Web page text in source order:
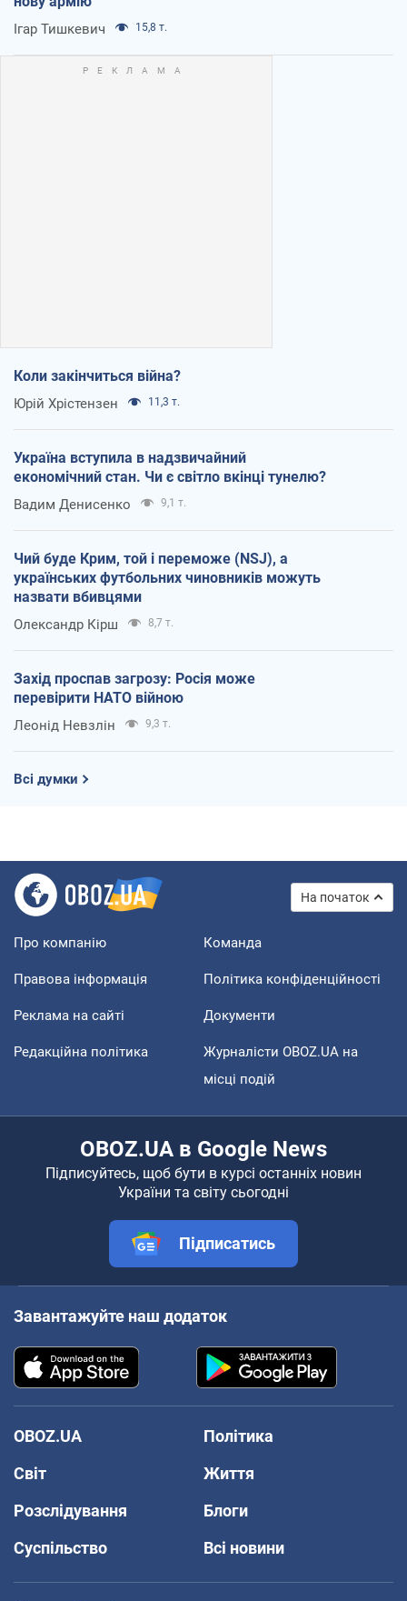
Ігар Тишкевич 15,8 т.
Коли закінчиться війна?
Юрій Хрістензен 11,3 т.
Україна вступила в надзвичайний
економічний стан. Чи є світло вкінці тунелю?
Вадим Денисенко 9,1 т.
Чий буде Крим, той і переможе (NSJ), а
українських футбольних чиновників можуть
назвати вбивцями
Олександр Кірш 8,7 т.
Захід проспав загрозу: Росія може
перевірити НАТО війною
Леонід Невзлін 9,3 т.
Всі думки
На початок
Про компанію Команда
Правова інформація Політика конфіденційності
Реклама на сайті Документи
Редакційна політика
Журналісти OBOZ.UA на
місці подій
OBOZ.UA в Google News
Підписуйтесь, щоб бути в курсі останніх новин
України та світу сьогодні
Підписатись
Завантажуйте наш додаток
OBOZ.UA
Політика
Світ
Життя
Розслідування
Блоги
Суспільство
Всі новини